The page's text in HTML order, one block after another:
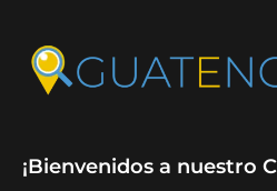
¡Bienvenidos a nuestro